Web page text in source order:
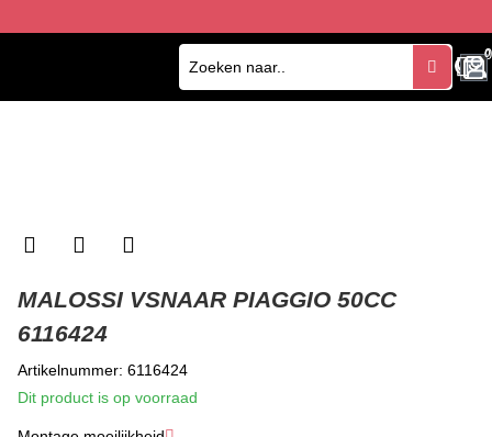
0
0
MALOSSI VSNAAR PIAGGIO 50CC
6116424
Artikelnummer: 6116424
Dit product is op voorraad